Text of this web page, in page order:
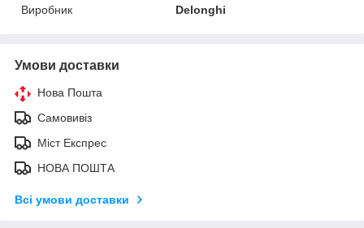
Виробник
Delonghi
Умови доставки
Нова Пошта
Самовивіз
Міст Експрес
НОВА ПОШТА
Всі умови доставки